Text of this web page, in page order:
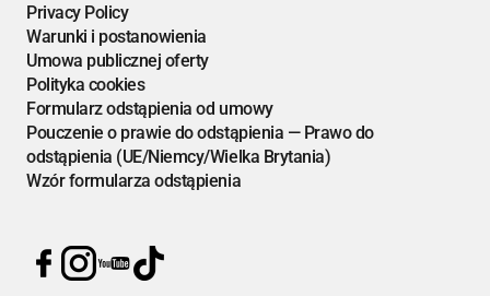
Privacy Policy
Warunki i postanowienia
Umowa publicznej oferty
Polityka cookies
Formularz odstąpienia od umowy
Pouczenie o prawie do odstąpienia — Prawo do
odstąpienia (UE/Niemcy/Wielka Brytania)
Wzór formularza odstąpienia